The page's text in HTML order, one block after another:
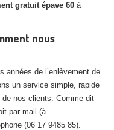
gratuit épave 60 à
nous
années de l’enlèvement de
un service simple, rapide
nos clients. Comme dit
par mail (à
(06 17 9485 85).